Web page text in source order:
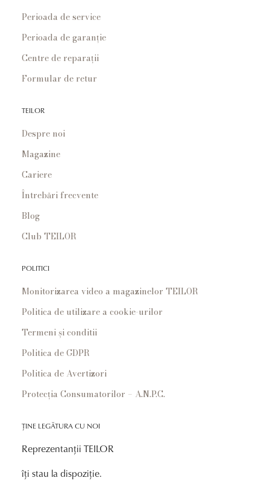
Perioada de service
Perioada de garanție
Centre de reparații
Formular de retur
TEILOR
Despre noi
Magazine
Cariere
Întrebări frecvente
Blog
Club TEILOR
POLITICI
Monitorizarea video a magazinelor TEILOR
Politica de utilizare a cookie-urilor
Termeni și conditii
Politica de GDPR
Politica de Avertizori
Protecția Consumatorilor – A.N.P.C.
ȚINE LEGĂTURA CU NOI
Reprezentanții TEILOR
îți stau la dispoziție.